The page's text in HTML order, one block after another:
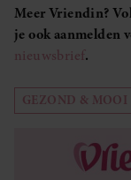
Meer Vriendin?
je ook aanmelden
nieuwsbrief.
GEZOND & MOOI